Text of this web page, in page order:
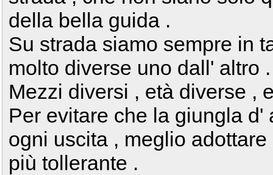
della bella guida .
Su strada siamo sempre in
molto diverse uno dall' altro .
Mezzi diversi , età diverse ,
Per evitare che la giungla
ogni uscita , meglio
più tollerante .